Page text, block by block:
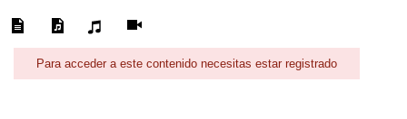
Para acceder a este contenido necesitas estar registrado